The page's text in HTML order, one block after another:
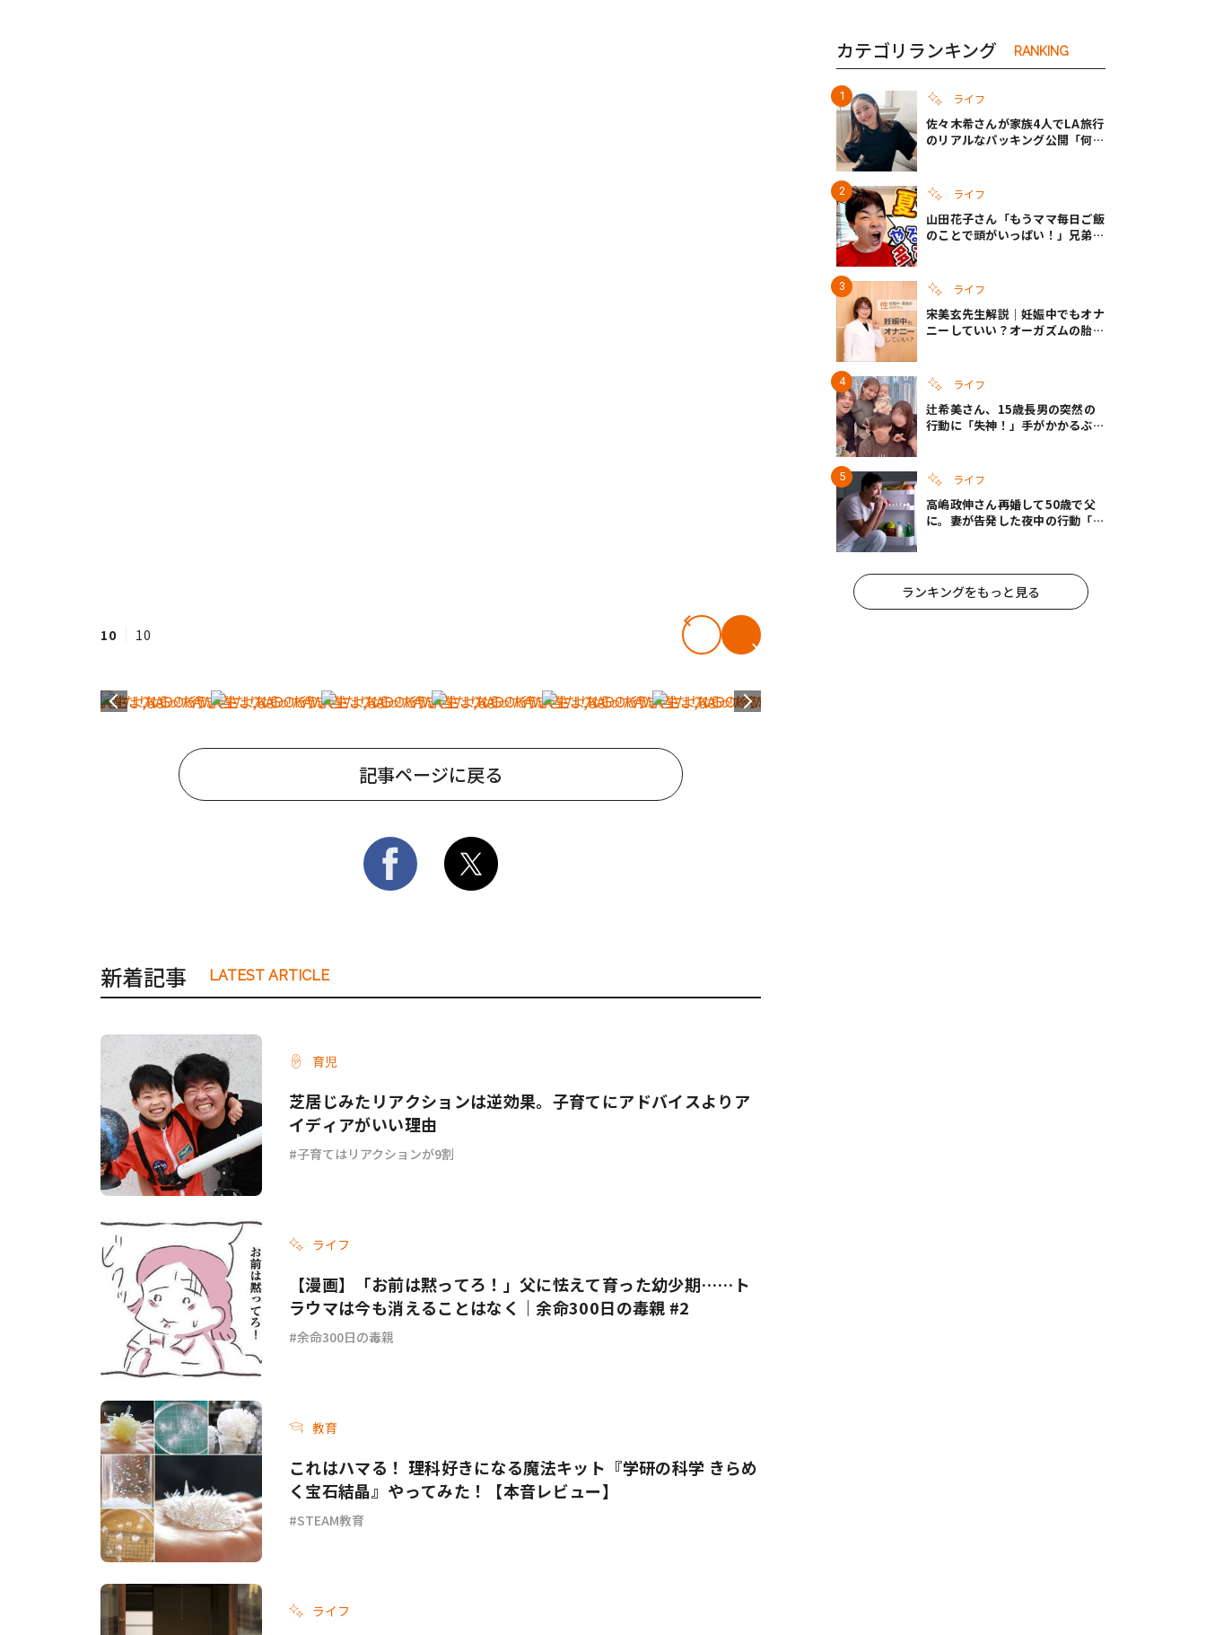
10 10
記事ページに戻る
新着記事 LATEST ARTICLE
育児
芝居じみたリアクションは逆効果。子育てにアドバイスよりア
イディアがいい理由
子育てはリアクションが9割
ライフ
【漫画】「お前は黙ってろ！」父に怯えて育った幼少期……ト
ラウマは今も消えることはなく｜余命300日の毒親 #2
余命300日の毒親
教育
これはハマる！ 理科好きになる魔法キット『学研の科学 きらめ
く宝石結晶』やってみた！【本音レビュー】
STEAM教育
ライフ
カテゴリランキング RANKING
ライフ
佐々木希さんが家族4人でLA旅行
のリアルなパッキング公開「何が
ライフ
山田花子さん「もうママ毎日ご飯
のことで頭がいっぱい！」兄弟夏
ライフ
宋美玄先生解説｜妊娠中でもオナ
ニーしていい？オーガズムの胎児
ライフ
辻希美さん、15歳長男の突然の
行動に「失神！」手がかかるぶん
ライフ
高嶋政伸さん再婚して50歳で父
に。妻が告発した夜中の行動「こ
ランキングをもっと見る